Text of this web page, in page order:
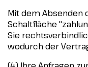
Mit dem Absenden
Schaltfläche
Sie
wodurch der